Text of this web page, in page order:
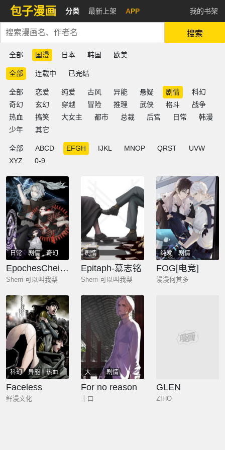
包子漫画 分类 最新上架 APP 我的书架
搜索
全部 国漫 日本 韩国 欧美
全部 连载中 已完结
全部 恋爱 纯爱 古风 异能 悬疑 剧情
科幻
奇幻
玄幻 穿越 冒险 推理 武侠 格斗
战争
热血
搞笑 大女主 都市 总裁 后宫 日常
韩漫
少年
其它
全部 ABCD EFGH IJKL MNOP QRST
UVW
XYZ
0-9
日常 剧情 奇幻
EpochesCheimonas—四季·冬
Sherri-可以叫我梨
剧情
Epitaph-慕志铭
Sherri-可以叫我梨
纯爱 剧情
FOG[电竞]
漫漫何其多
科幻 异能
热血
剧情
Faceless
鲜漫文化
大女主 剧情
For no reason
十口
GLEN
ZIHO